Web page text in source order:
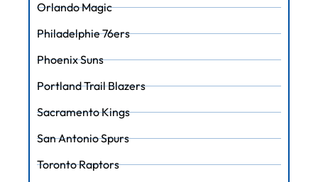
Orlando Magic
Philadelphie 76ers
Phoenix Suns
Portland Trail Blazers
Sacramento Kings
San Antonio Spurs
Toronto Raptors